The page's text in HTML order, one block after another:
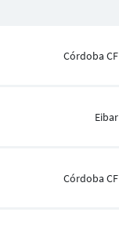
Córdoba CF
Eibar
Córdoba CF